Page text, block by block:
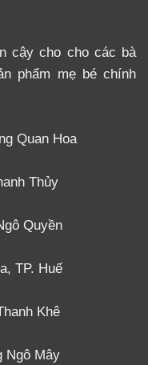
cậy cho cho các bà
phẩm mẹ bé chính
Quan Hoa
Thủy
Quyền
TP. Huế
Khê
Ngô Mây